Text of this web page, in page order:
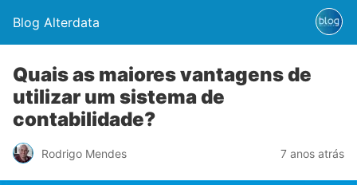
Blog Alterdata
Quais as maiores vantagens de
utilizar um sistema de
contabilidade?
Rodrigo Mendes 7 anos atrás